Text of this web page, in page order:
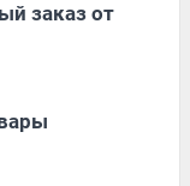
заказ от